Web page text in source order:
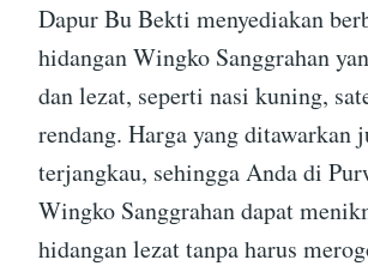
Dapur Bu Bekti menyediakan
hidangan Wingko Sanggrahan
dan lezat, seperti nasi kuning,
rendang. Harga yang ditawarkan
terjangkau, sehingga Anda di
Wingko Sanggrahan dapat
hidangan lezat tanpa harus